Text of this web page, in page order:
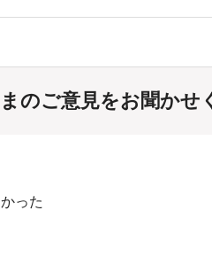
のご意見をお聞かせ
った